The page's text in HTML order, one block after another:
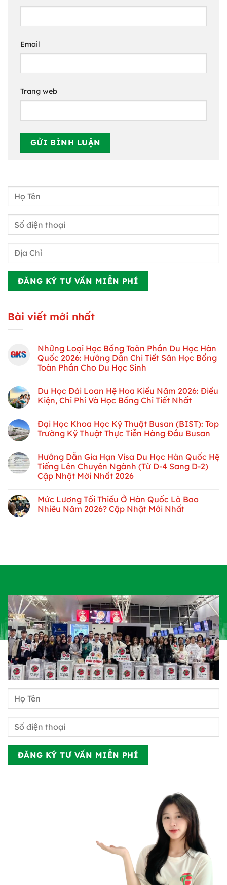
Email
Trang web
Bài viết mới nhất
Những Loại Học Bổng Toàn Phần Du Học Hàn
Quốc 2026: Hướng Dẫn Chi Tiết Săn Học Bổng
Toàn Phần Cho Du Học Sinh
Du Học Đài Loan Hệ Hoa Kiều Năm 2026: Điều
Kiện, Chi Phí Và Học Bổng Chi Tiết Nhất
Đại Học Khoa Học Kỹ Thuật Busan (BIST): Top
Trường Kỹ Thuật Thực Tiễn Hàng Đầu Busan
Hướng Dẫn Gia Hạn Visa Du Học Hàn Quốc Hệ
Tiếng Lên Chuyên Ngành (Từ D-4 Sang D-2)
Cập Nhật Mới Nhất 2026
Mức Lương Tối Thiểu Ở Hàn Quốc Là Bao
Nhiêu Năm 2026? Cập Nhật Mới Nhất